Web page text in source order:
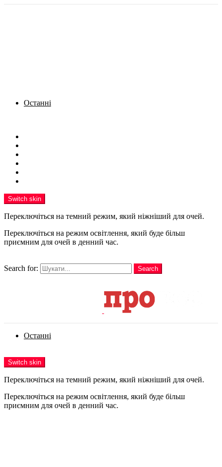
Останні
Switch skin
Переключіться на темний режим, який ніжніший для очей.
Переключіться на режим освітлення, який буде більш
приємним для очей в денний час.
Search for:
Search
Останні
Switch skin
Переключіться на темний режим, який ніжніший для очей.
Переключіться на режим освітлення, який буде більш
приємним для очей в денний час.